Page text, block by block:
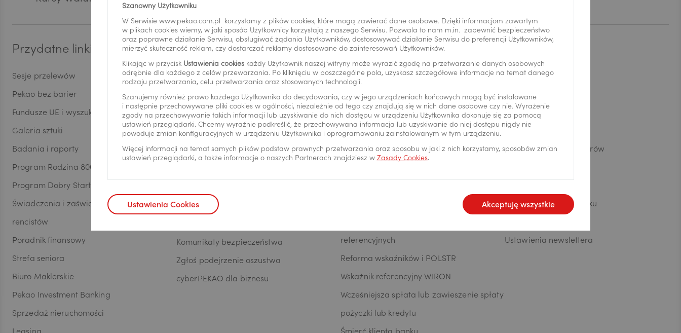
AUD
CAD
JPY
DKK
Przydatne linki
Sesje przelewów
Pekao bez barier
Fundusze UE i wyszukiwarka dotacji
Galeria sztuki
Badania i raporty
Program Rodzina 800+
Program Dobry Start
Świadczenia i zaświadczenia emerytów i
rencistów
Poradnik finansowy
Strefa seniora
Biuro Maklerskie
Pekao Investment Banking
Sprzedaż nieruchomości
Bankowość elektroniczna
Aplikacja PeoPay
Serwis Pekao24
Aplikacja PeoPay KIDS
Kantor Pekao24
PekaoBiznes24
Bezpieczeństwo
Komunikaty bezpieczeństwa
Zgłoś podejrzenie oszustwa
cyberPEKAO dla biznesu
Informacje prawne
Cenniki i regulaminy
Polityka prywatności
RODO
Reklamacje
Regulacje UE
referencyjnych
Reforma wskaźników i POLSTR
Wskaźnik referencyjny WIRON
Wcześniejsza spłata lub zawieszenie spłaty
pożyczki lub kredytu
Infolinia: 519 222 222
Aktualności
Biuro prasowe
Informacje dla inwestorów
Zostań partnerem Banku
Ustawienia newslettera
Szanowny Użytkowniku
W Serwisie www.pekao.com.pl korzystamy z plików cookies, które mogą zawierać dane osobowe. Dzięki informacjom zawartym
w plikach cookies wiemy, w jaki sposób Użytkownicy korzystają z naszego Serwisu. Pozwala to nam m.in. zapewnić bezpieczeństwo
oraz poprawne działanie Serwisu, obsługiwać żądania Użytkowników, dostosowywać działanie Serwisu do preferencji Użytkowników,
mierzyć skuteczność reklam, czy dostarczać reklamy dostosowane do zainteresowań Użytkowników.
Klikając w przycisk Ustawienia cookies każdy Użytkownik naszej witryny może wyrazić zgodę na przetwarzanie danych osobowych
odrębnie dla każdego z celów przewarzania. Po kliknięciu w poszczególne pola, uzyskasz szczegółowe informacje na temat danego
rodzaju przetwarzania, celu przetwarzania oraz stosowanych technologii.
Szanujemy również prawo każdego Użytkownika do decydowania, czy w jego urządzeniach końcowych mogą być instalowane
i następnie przechowywane pliki cookies w ogólności, niezależnie od tego czy znajdują się w nich dane osobowe czy nie. Wyrażenie
zgody na przechowywanie takich informacji lub uzyskiwanie do nich dostępu w urządzeniu Użytkownika dokonuje się za pomocą
ustawień przeglądarki. Chcemy wyraźnie podkreślić, że przechowywana informacja lub uzyskiwanie do niej dostępu nigdy nie
powoduje zmian konfiguracyjnych w urządzeniu Użytkownika i oprogramowaniu zainstalowanym w tym urządzeniu.
Więcej informacji na temat samych plików podstaw prawnych przetwarzania oraz sposobu w jaki z nich korzystamy, sposobów zmian
ustawień przeglądarki, a także informacje o naszych Partnerach znajdziesz w Zasady Cookies.
Ustawienia Cookies Akceptuję wszystkie